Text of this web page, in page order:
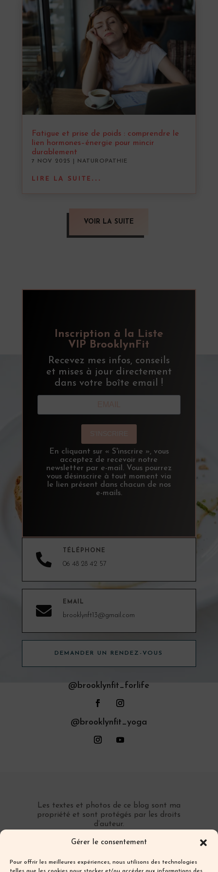
Gérer le consentement
Pour offrir les meilleures expériences, nous utilisons des technologies
Fatigue et prise de poids : comprendre le
lien hormones–énergie pour mincir
durablement
7 NOV 2025 NATUROPATHIE
LIRE LA SUITE...
VOIR LA SUITE
Inscription à la Liste
VIP BrooklynFit
Recevez mes infos, conseils
et mises à jour directement
dans votre boîte email !
En cliquant sur « S'inscrire », vous
acceptez de recevoir notre
newsletter par e-mail. Vous pourrez
vous désinscrire à tout moment via
le lien présent dans chacun de nos
e-mails.

TÉLÉPHONE
06 48 28 42 57

EMAIL
brooklynft13@gmail.com
DEMANDER UN RENDEZ-VOUS
@brooklynfit_forlife
@brooklynfit_yoga
Les textes et photos de ce blog sont ma
propriété et sont protégés par les droits
d’auteur.
Toute reproduction partielle ou totale sans